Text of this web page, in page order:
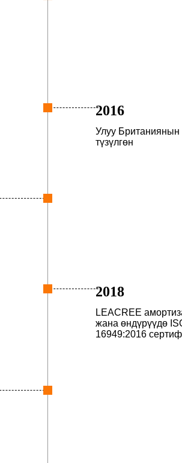
2016
Улуу Британиянын
түзүлгөн
2018
LEACREE
жана өндүрүүдө
16949:2016